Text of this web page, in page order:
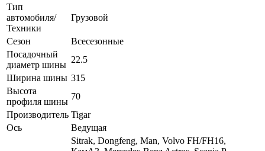
Тип
автомобиля/
Техники
Грузовой
Сезон
Всесезонные
Посадочный
диаметр шины
22.5
Ширина шины 315
Высота
профиля шины
70
Производитель Tigar
Ось
Ведущая
Sitrak, Dongfeng, Man, Volvo FH/FH16,